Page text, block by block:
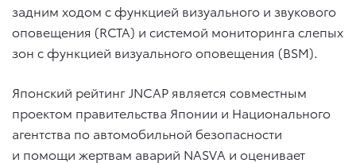
задним ходом с функцией визуального и звукового
оповещения (RCTA) и системой мониторинга слепых
зон с функцией визуального оповещения (BSM).
Японский рейтинг JNCAP является совместным
проектом правительства Японии и Национального
агентства по автомобильной безопасности
и помощи жертвам аварий NASVA и оценивает